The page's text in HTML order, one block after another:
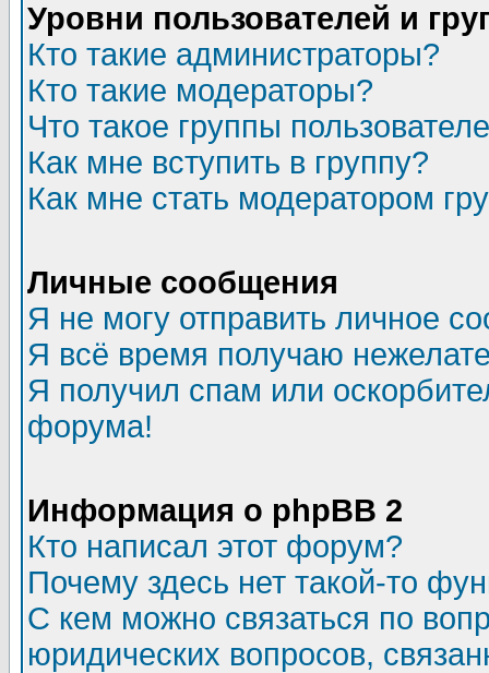
Уровни пользователей и
Кто такие администраторы?
Кто такие модераторы?
Что такое группы
Как мне вступить в группу?
Как мне стать модератором
Личные сообщения
Я не могу отправить личное
Я всё время получаю
Я получил спам или
форума!
Информация о phpBB 2
Кто написал этот форум?
Почему здесь нет такой-то
С кем можно связаться по
юридических вопросов,